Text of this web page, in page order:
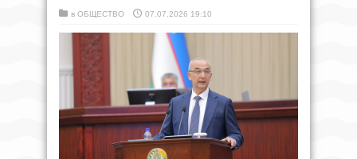
в ОБЩЕСТВО 07.07.2026 19:10